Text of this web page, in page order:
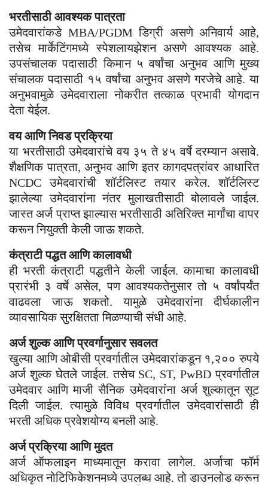
भरतीसाठी आवश्यक पात्रता
उमेदवारांकडे MBA/PGDM डिग्री असणे अनिवार्य आहे,
तसेच मार्केटिंगमध्ये स्पेशलायझेशन असणे आवश्यक आहे.
उपसंचालक पदासाठी किमान ५ वर्षांचा अनुभव आणि मुख्य
संचालक पदासाठी १५ वर्षांचा अनुभव असणे गरजेचे आहे. या
अनुभवामुळे उमेदवाराला नोकरीत तत्काळ प्रभावी योगदान
देता येईल.
वय आणि निवड प्रक्रिया
या भरतीसाठी उमेदवारांचे वय ३५ ते ४५ वर्षे दरम्यान असावे.
शैक्षणिक पात्रता, अनुभव आणि इतर कागदपत्रांवर आधारित
NCDC उमेदवारांची शॉर्टलिस्ट तयार करेल. शॉर्टलिस्ट
झालेल्या उमेदवारांना नंतर मुलाखतीसाठी बोलावले जाईल.
जास्त अर्ज प्राप्त झाल्यास भरतीसाठी अतिरिक्त मार्गांचा वापर
करून नियुक्ती केली जाऊ शकते.
कंत्राटी पद्धत आणि कालावधी
ही भरती कंत्राटी पद्धतीने केली जाईल. कामाचा कालावधी
प्रारंभी ३ वर्षे असेल, पण आवश्यकतेनुसार तो ५ वर्षांपर्यंत
वाढवला जाऊ शकतो. यामुळे उमेदवारांना दीर्घकालीन
व्यावसायिक सुरक्षितता मिळण्याची संधी आहे.
अर्ज शुल्क आणि प्रवर्गानुसार सवलत
खुल्या आणि ओबीसी प्रवर्गातील उमेदवारांकडून १,२०० रुपये
अर्ज शुल्क घेतले जाईल. तसेच SC, ST, PwBD प्रवर्गातील
उमेदवार आणि माजी सैनिक उमेदवारांना अर्ज शुल्कातून सूट
दिली जाईल. त्यामुळे विविध प्रवर्गातील उमेदवारांसाठी ही
भरती अधिक प्रवेशयोग्य बनली आहे.
अर्ज प्रक्रिया आणि मुदत
अर्ज ऑफलाइन माध्यमातून करावा लागेल. अर्जाचा फॉर्म
अधिकृत नोटिफिकेशनमध्ये उपलब्ध आहे. तो डाउनलोड करून